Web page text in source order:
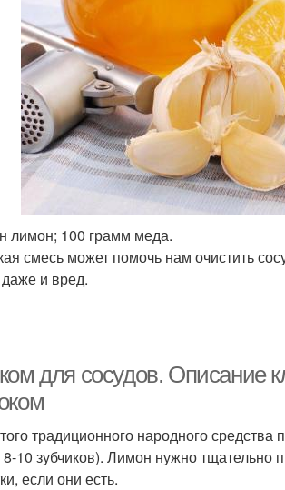
лимон; 100 грамм меда.
смесь может помочь нам очистить
и вред.
для сосудов. Описание
традиционного народного
8-10 зубчиков). Лимон нужно тщательно
если они есть.